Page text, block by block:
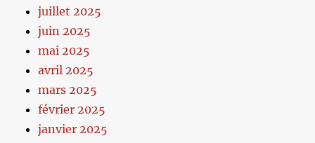
juillet 2025
juin 2025
mai 2025
avril 2025
mars 2025
février 2025
janvier 2025